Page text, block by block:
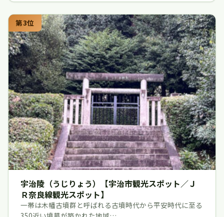
第3位
宇治陵（うじりょう）【宇治市観光スポット／Ｊ
Ｒ奈良線観光スポット】
一帯は木幡古墳群と呼ばれる古墳時代から平安時代に至る